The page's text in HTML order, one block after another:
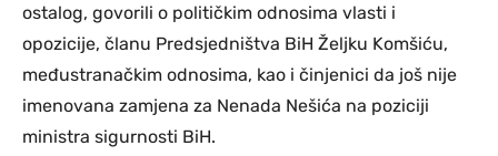
ostalog, govorili o političkim odnosima vlasti i
opozicije, članu Predsjedništva BiH Željku Komšiću,
međustranačkim odnosima, kao i činjenici da još nije
imenovana zamjena za Nenada Nešića na poziciji
ministra sigurnosti BiH.